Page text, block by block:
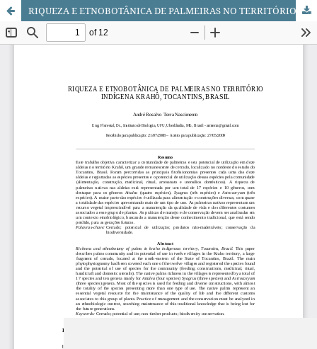
RIQUEZA E ETNOBOTÂNICA DE PALMEIRAS NO TERRITÓRIO INDÍGENA KRAHÔ, TOCANTINS, BRASIL